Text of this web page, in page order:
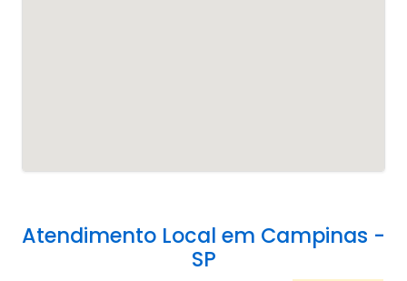
Atendimento Local em Campinas -
SP